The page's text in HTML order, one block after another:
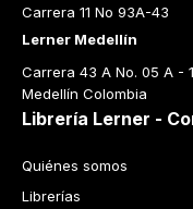
Carrera 11 No 93A-43
Lerner Medellín
Carrera 43 A No. 05 A -
Medellín Colombia
Librería Lerner -
Quiénes somos
Librerías